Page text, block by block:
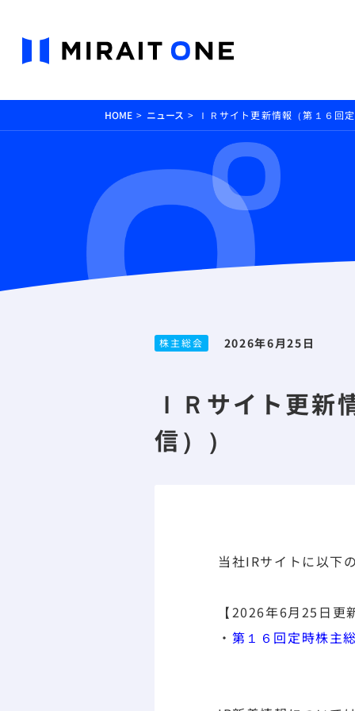
HOME ニュース ＩＲサイト更新情報（第１６回
株主総会 2026年6月25日
ＩＲサイト更
信））
当社IRサイトに以下
【2026年6月25日更
・ 第１６回定時株主